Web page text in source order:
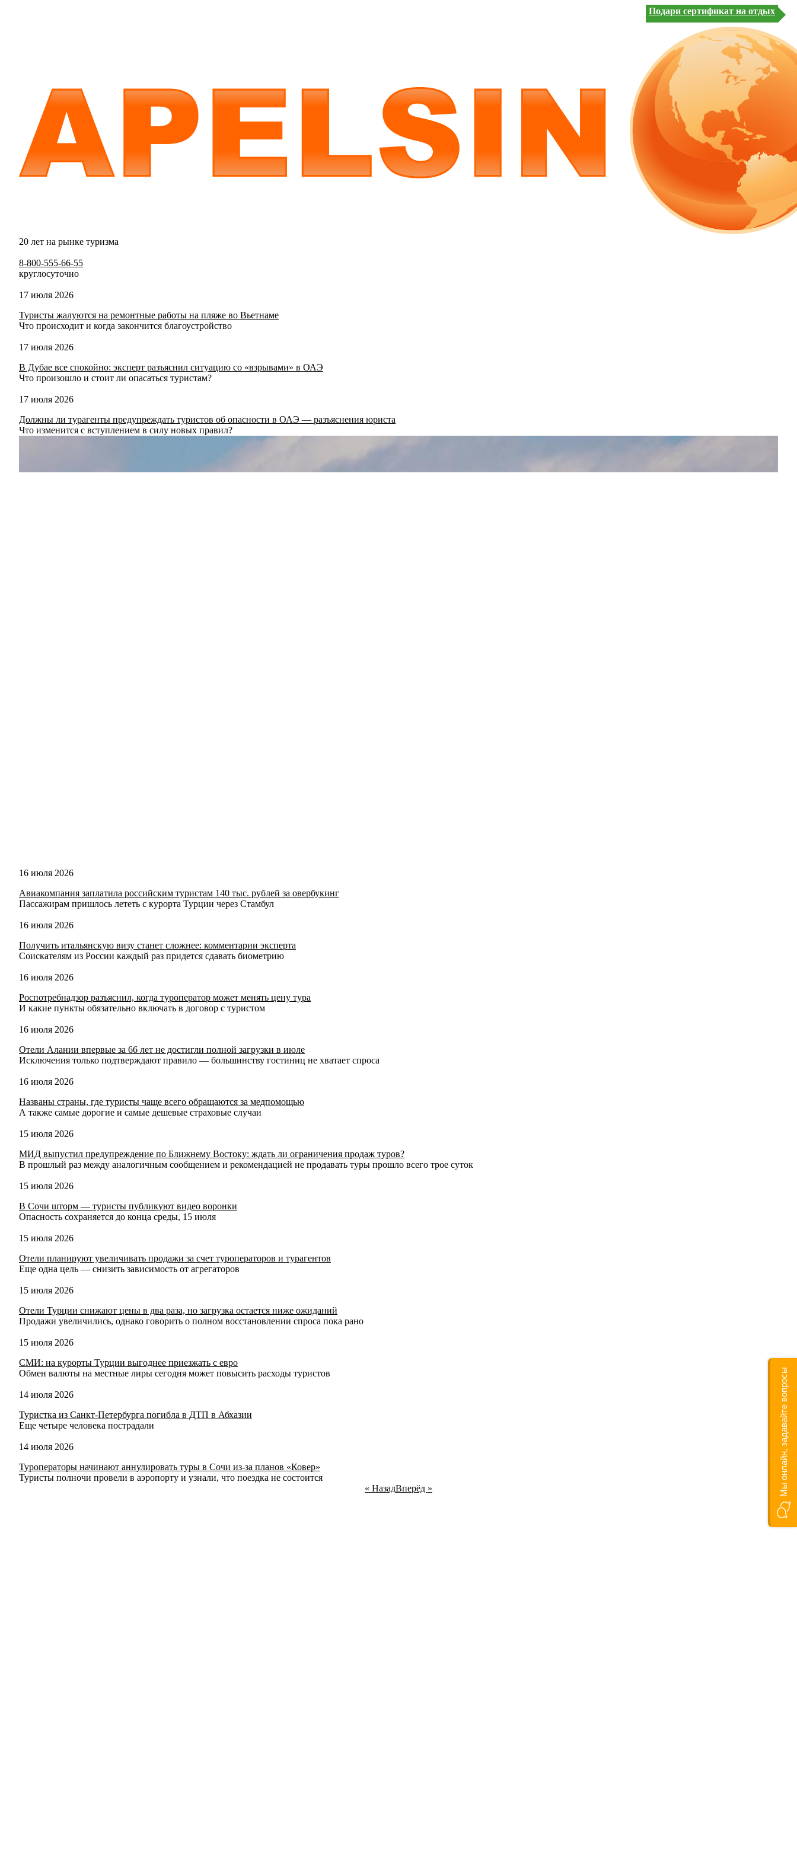
Подари сертификат на отдых
20 лет на рынке туризма
8-800-555-66-55
круглосуточно
17 июля 2026
Туристы жалуются на ремонтные работы на пляже во Вьетнаме
Что происходит и когда закончится благоустройство
17 июля 2026
В Дубае все спокойно: эксперт разъяснил ситуацию со «взрывами» в ОАЭ
Что произошло и стоит ли опасаться туристам?
17 июля 2026
Должны ли турагенты предупреждать туристов об опасности в ОАЭ — разъяснения юриста
Что изменится с вступлением в силу новых правил?
16 июля 2026
Авиакомпания заплатила российским туристам 140 тыс. рублей за овербукинг
Пассажирам пришлось лететь с курорта Турции через Стамбул
16 июля 2026
Получить итальянскую визу станет сложнее: комментарии эксперта
Соискателям из России каждый раз придется сдавать биометрию
16 июля 2026
Роспотребнадзор разъяснил, когда туроператор может менять цену тура
И какие пункты обязательно включать в договор с туристом
16 июля 2026
Отели Алании впервые за 66 лет не достигли полной загрузки в июле
Исключения только подтверждают правило — большинству гостиниц не хватает спроса
16 июля 2026
Названы страны, где туристы чаще всего обращаются за медпомощью
А также самые дорогие и самые дешевые страховые случаи
15 июля 2026
МИД выпустил предупреждение по Ближнему Востоку: ждать ли ограничения продаж туров?
В прошлый раз между аналогичным сообщением и рекомендацией не продавать туры прошло всего трое суток
15 июля 2026
В Сочи шторм — туристы публикуют видео воронки
Опасность сохраняется до конца среды, 15 июля
15 июля 2026
Отели планируют увеличивать продажи за счет туроператоров и турагентов
Еще одна цель — снизить зависимость от агрегаторов
15 июля 2026
Отели Турции снижают цены в два раза, но загрузка остается ниже ожиданий
Продажи увеличились, однако говорить о полном восстановлении спроса пока рано
15 июля 2026
СМИ: на курорты Турции выгоднее приезжать с евро
Обмен валюты на местные лиры сегодня может повысить расходы туристов
14 июля 2026
Туристка из Санкт-Петербурга погибла в ДТП в Абхазии
Еще четыре человека пострадали
14 июля 2026
Туроператоры начинают аннулировать туры в Сочи из-за планов «Ковер»
Туристы полночи провели в аэропорту и узнали, что поездка не состоится
« НазадВперёд » Мы онлайн, задавайте вопросы